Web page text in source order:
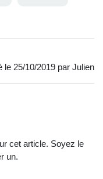
le 25/10/2019 par Julien
cet article. Soyez le
un.